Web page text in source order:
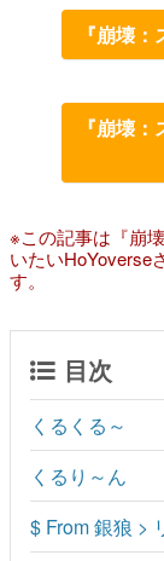
『崩壊
『崩壊
※この記事は『崩
いたいHoYoverse
す。
目次
くるくる～
くるり～ん
$ From 銀狼 >